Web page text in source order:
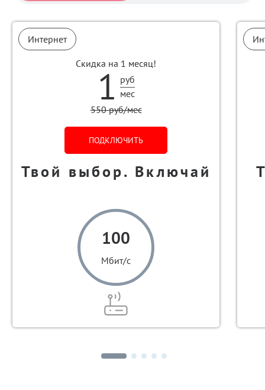
Интернет
Скидка на 1 месяц!
1 руб
мес
550 руб/мес
ПОДКЛЮЧИТЬ
Твой выбор. Включай
100
Мбит/с